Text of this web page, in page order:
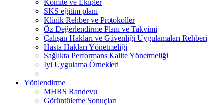
Komite ve Ekipler
SKS eğitim planı
Klinik Rehber ve Protokoller
Öz Değerlendirme Planı ve Takvimi
Çalışan Hakları ve Güvenliği Uygulamaları Rehberi
Hasta Hakları Yönetmeliği
Sağlıkta Performans Kalite Yönetmeliği
İyi Uygulama Örnekleri
Yönlendirme
MHRS Randevu
Görüntüleme Sonuçları